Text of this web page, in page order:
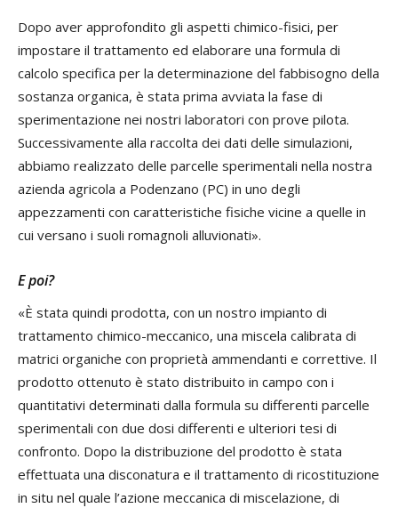
Dopo aver approfondito gli aspetti chimico-fisici, per
impostare il trattamento ed elaborare una formula di
calcolo specifica per la determinazione del fabbisogno della
sostanza organica, è stata prima avviata la fase di
sperimentazione nei nostri laboratori con prove pilota.
Successivamente alla raccolta dei dati delle simulazioni,
abbiamo realizzato delle parcelle sperimentali nella nostra
azienda agricola a Podenzano (PC) in uno degli
appezzamenti con caratteristiche fisiche vicine a quelle in
cui versano i suoli romagnoli alluvionati».
E poi?
«È stata quindi prodotta, con un nostro impianto di
trattamento chimico-meccanico, una miscela calibrata di
matrici organiche con proprietà ammendanti e correttive. Il
prodotto ottenuto è stato distribuito in campo con i
quantitativi determinati dalla formula su differenti parcelle
sperimentali con due dosi differenti e ulteriori tesi di
confronto. Dopo la distribuzione del prodotto è stata
effettuata una disconatura e il trattamento di ricostituzione
in situ nel quale l’azione meccanica di miscelazione, di